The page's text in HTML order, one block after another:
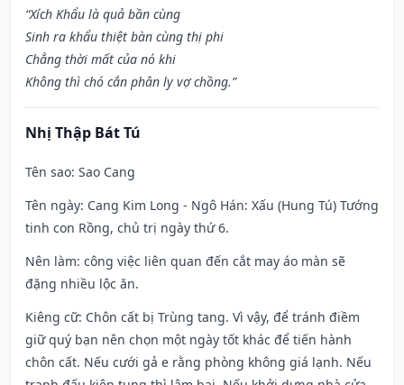
“Xích Khẩu là quả bần cùng
Sinh ra khẩu thiệt bàn cùng thị phi
Chẳng thời mất của nó khi
Không thì chó cắn phân ly vợ chồng.”
Nhị Thập Bát Tú
Tên sao: Sao Cang
Tên ngày: Cang Kim Long - Ngô Hán: Xấu (Hung Tú) Tướng
tinh con Rồng, chủ trị ngày thứ 6.
Nên làm: công việc liên quan đến cắt may áo màn sẽ
đặng nhiều lộc ăn.
Kiêng cữ: Chôn cất bị Trùng tang. Vì vậy, để tránh điềm
giữ quý bạn nên chọn một ngày tốt khác để tiến hành
chôn cất. Nếu cưới gả e rằng phòng không giá lạnh. Nếu